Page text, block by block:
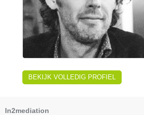
BEKIJK VOLLEDIG PROFIEL
In2mediation